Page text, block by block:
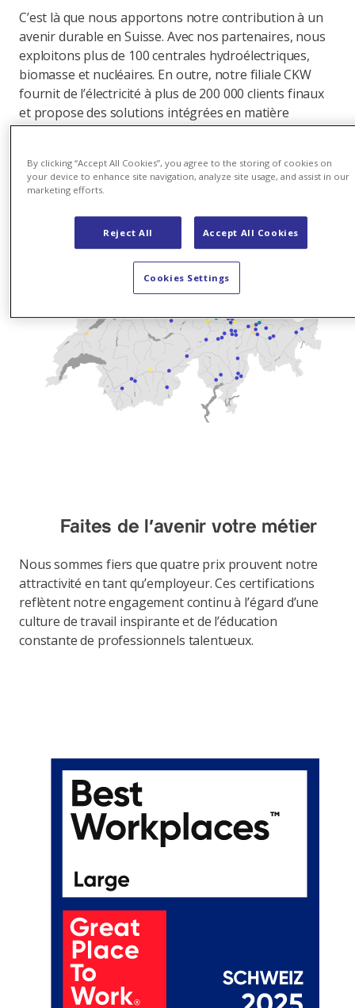
C’est là que nous apportons notre contribution à un
avenir durable en Suisse. Avec nos partenaires, nous
exploitons plus de 100 centrales hydroélectriques,
biomasse et nucléaires. En outre, notre filiale CKW
fournit de l’électricité à plus de 200 000 clients finaux
et propose des solutions intégrées en matière
d’énergie et de technologie du bâtiment sur différents
Faites de l’avenir votre métier
Nous sommes fiers que quatre prix prouvent notre
attractivité en tant qu’employeur. Ces certifications
reflètent notre engagement continu à l’égard d’une
culture de travail inspirante et de l’éducation
constante de professionnels talentueux.
By clicking “Accept All Cookies”, you agree to the storing of cookies on
your device to enhance site navigation, analyze site usage, and assist in our
marketing efforts.
Reject All Accept All Cookies
Cookies Settings